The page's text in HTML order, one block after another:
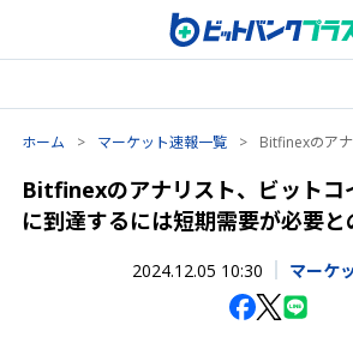
ホーム > マーケット速報一覧 > Bitfinexのア
Bitfinexのアナリスト、ビットコ
に到達するには短期需要が必要と
2024.12.05 10:30 マーケ